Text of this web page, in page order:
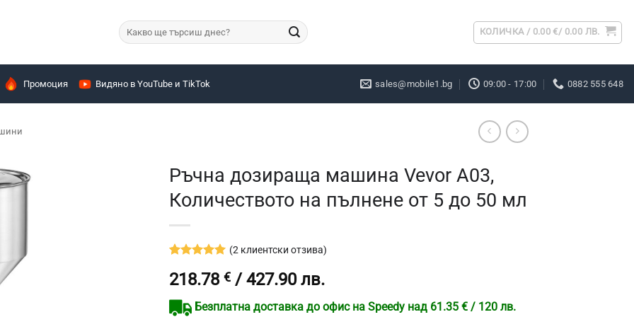
Търсене
за:
КОЛИЧКА / 0.00€/ 0.00 ЛВ.
Промоция Видяно в YouTube и TikTok sales@mobile1.bg 09:00 - 17:00 0882 555 648
Ръчна дозираща машина Vevor A03,
Количеството на пълнене от 5 до 50 мл
от 5,
базирано
на
потребителски
(2клиентски отзива)
218.78 € / 427.90 лв.
Безплатна доставка до офис на Speedy над 61.35 € / 120 лв.